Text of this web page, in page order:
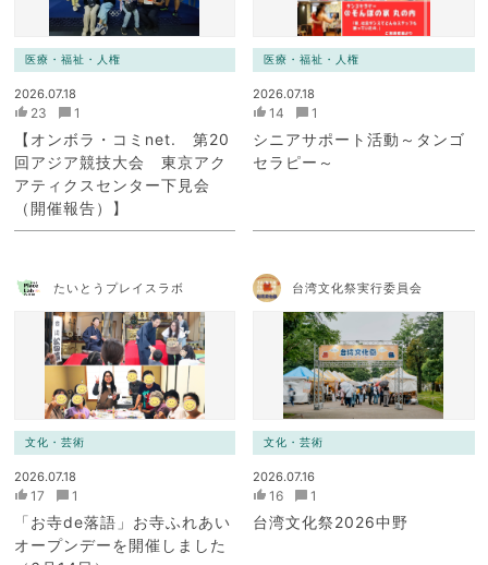
医療・福祉・人権
2026.07.18
23 1
【オンボラ・コミnet. 第20
回アジア競技大会 東京アク
アティクスセンター下見会
（開催報告）】
医療・福祉・人権
2026.07.18
14 1
シニアサポート活動～タンゴ
セラピー～
たいとうプレイスラボ
文化・芸術
2026.07.18
17 1
「お寺de落語」お寺ふれあい
オープンデーを開催しました
台湾文化祭実行委員会
文化・芸術
2026.07.16
16 1
台湾文化祭2026中野